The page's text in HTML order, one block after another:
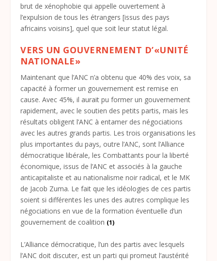
brut de xénophobie qui appelle ouvertement à
l’expulsion de tous les étrangers [issus des pays
africains voisins], quel que soit leur statut légal.
VERS UN GOUVERNEMENT D’«UNITÉ
NATIONALE»
Maintenant que l’ANC n’a obtenu que 40% des voix, sa
capacité à former un gouvernement est remise en
cause. Avec 45%, il aurait pu former un gouvernement
rapidement, avec le soutien des petits partis, mais les
résultats obligent l’ANC à entamer des négociations
avec les autres grands partis. Les trois organisations les
plus importantes du pays, outre l’ANC, sont l’Alliance
démocratique libérale, les Combattants pour la liberté
économique, issus de l’ANC et associés à la gauche
anticapitaliste et au nationalisme noir radical, et le MK
de Jacob Zuma. Le fait que les idéologies de ces partis
soient si différentes les unes des autres complique les
négociations en vue de la formation éventuelle d’un
gouvernement de coalition (1)
L’Alliance démocratique, l’un des partis avec lesquels
l’ANC doit discuter, est un parti qui promeut l’austérité